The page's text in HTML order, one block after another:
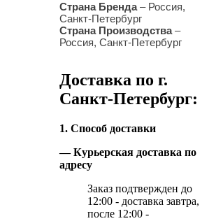
Страна Бренда– Россия,
Санкт-Петербург
Страна Производства–
Россия, Санкт-Петербург
Доставка по г.
Санкт-Петербург:
1. Способ доставки
— Курьерская доставка по
адресу
Заказ подтвержден до
12:00 - доставка завтра,
после 12:00 -